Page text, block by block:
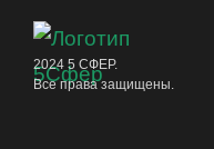
2024 5 СФЕР.
Все права защищены.